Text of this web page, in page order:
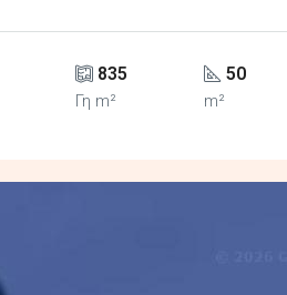
835
Γη m²
50
m²